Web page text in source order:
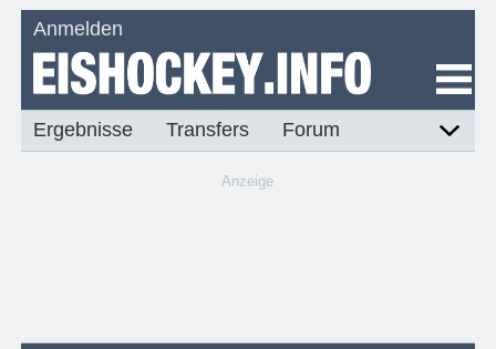
Anmelden
Ergebnisse Transfers Forum
Anzeige